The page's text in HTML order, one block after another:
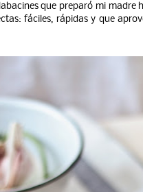
que preparó mi madre
fáciles, rápidas y que